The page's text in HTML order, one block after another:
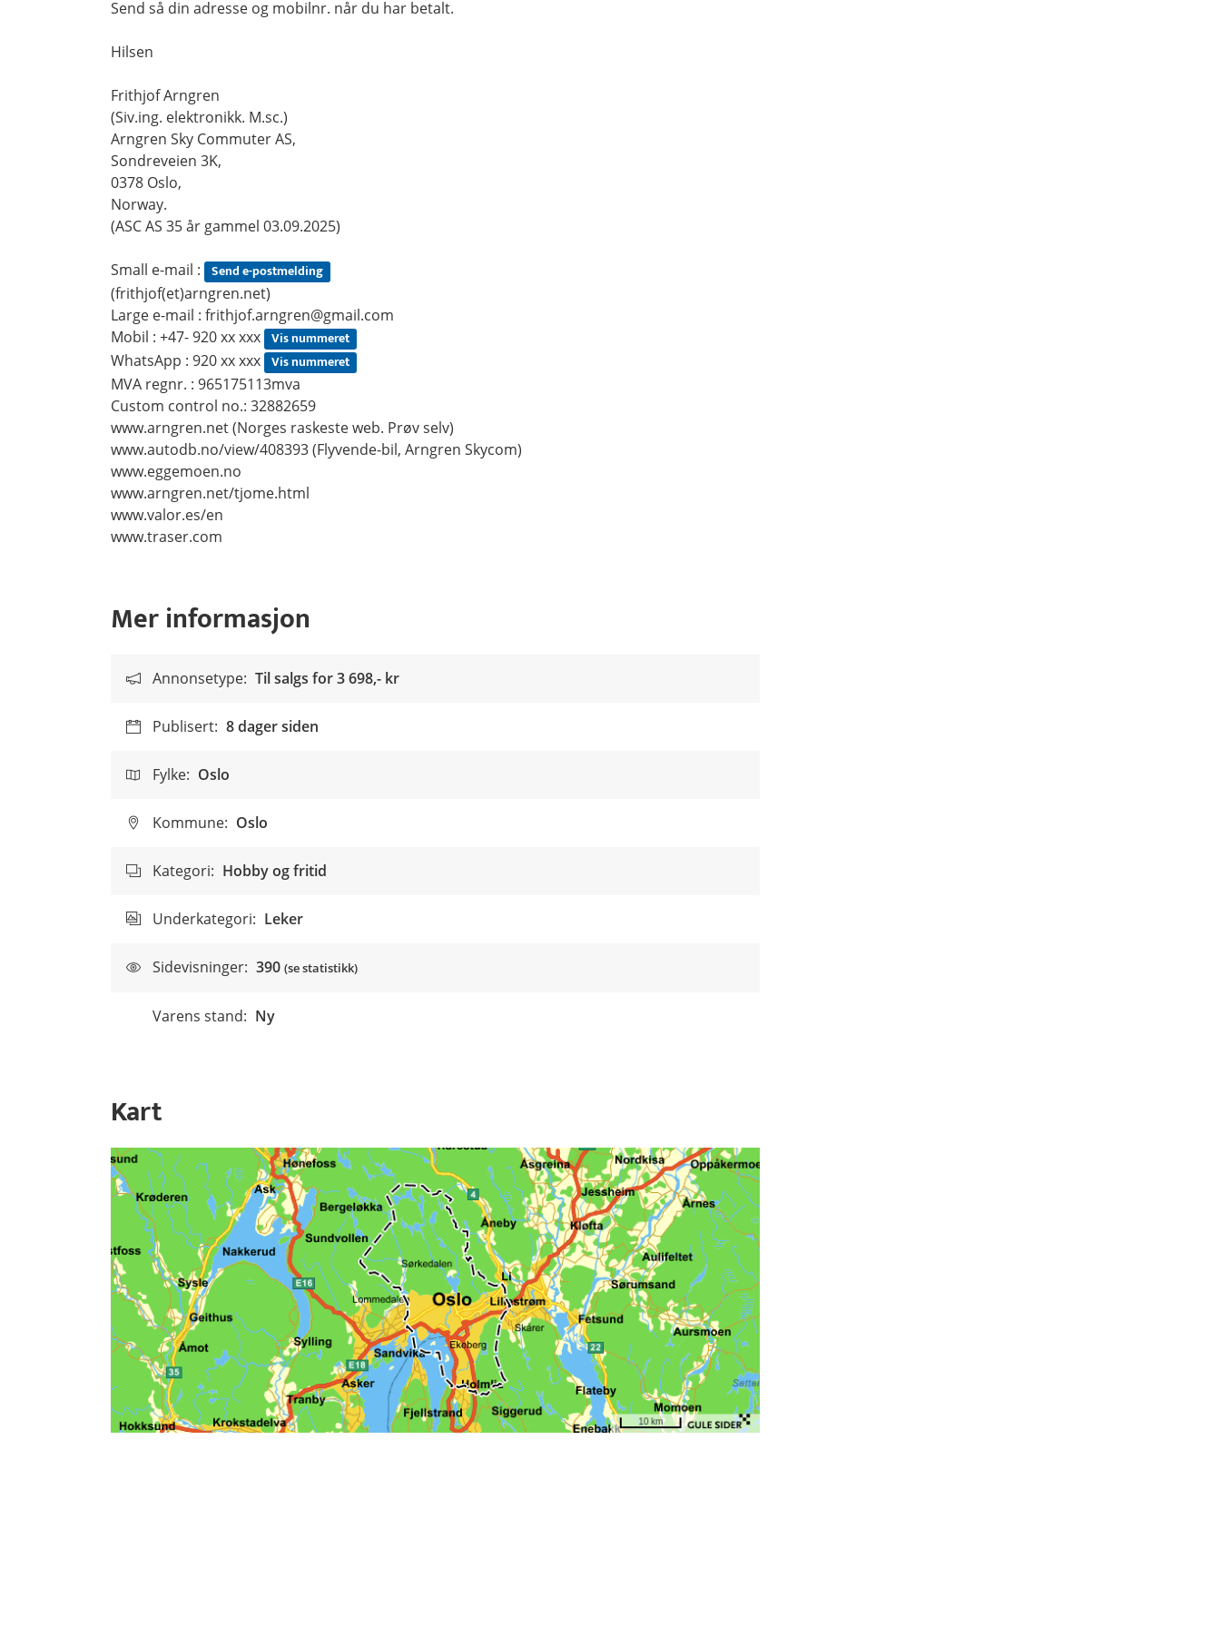
Send så din adresse og mobilnr. når du har betalt.
Hilsen
Frithjof Arngren
(Siv.ing. elektronikk. M.sc.)
Arngren Sky Commuter AS,
Sondreveien 3K,
0378 Oslo,
Norway.
(ASC AS 35 år gammel 03.09.2025)
Small e-mail : Send e-postmelding
(frithjof(et)arngren.net)
Large e-mail : frithjof.arngren@gmail.com
Mobil : +47-920 xx xxx Vis nummeret
WhatsApp : 920 xx xxx Vis nummeret
MVA regnr. : 965175113mva
Custom control no.: 32882659
www.arngren.net (Norges raskeste web. Prøv selv)
www.autodb.no/view/408393 (Flyvende-bil, Arngren Skycom)
www.eggemoen.no
www.arngren.net/tjome.html
www.valor.es/en
www.traser.com
Mer informasjon
Annonsetype: Til salgs for3 698,- kr
Publisert: 8 dager siden
Fylke: Oslo
Kommune: Oslo
Kategori: Hobby og fritid
Underkategori: Leker
Sidevisninger: 390 (se statistikk)
Varens stand: Ny
Kart